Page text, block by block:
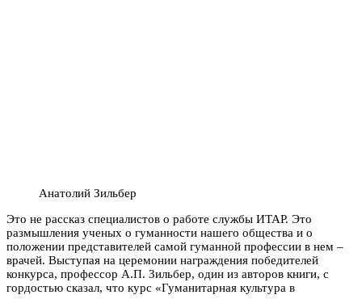
Анатолий Зильбер
Это не рассказ специалистов о работе службы ИТАР. Это
размышления ученых о гуманности нашего общества и о
положении представителей самой гуманной профессии в нем –
врачей. Выступая на церемонии награждения победителей
конкурса, профессор А.П. Зильбер, один из авторов книги, с
гордостью сказал, что курс «Гуманитарная культура в